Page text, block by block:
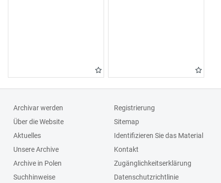
Archivar werden
Über die Website
Aktuelles
Unsere Archive
Archive in Polen
Suchhinweise
Registrierung
Sitemap
Identifizieren Sie das Material
Kontakt
Zugänglichkeitserklärung
Datenschutzrichtlinie